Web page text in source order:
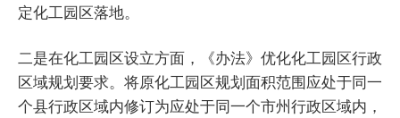
定化工园区落地。
二是在化工园区设立方面，《办法》优化化工园区行政
区域规划要求。将原化工园区规划面积范围应处于同一
个县行政区域内修订为应处于同一个市州行政区域内，